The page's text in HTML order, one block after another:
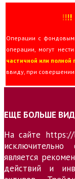
!!!!
Операции с
операции, могут нести
частичной или полной
ввиду, при
ЕЩЕ БОЛЬШЕ
На сайте https://
является
действий и